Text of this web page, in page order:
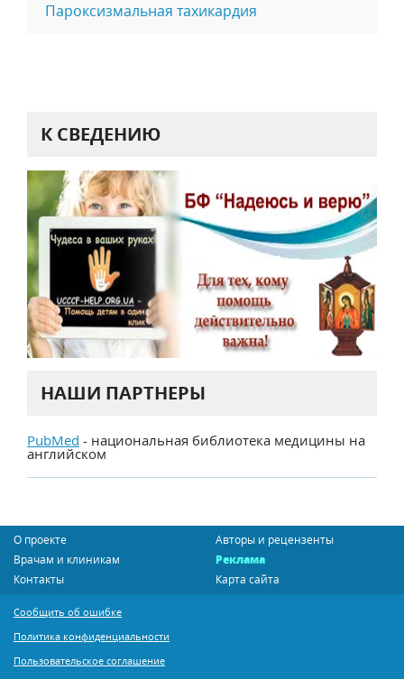
Пароксизмальная тахикардия
К СВЕДЕНИЮ
НАШИ ПАРТНЕРЫ
PubMed - национальная библиотека медицины на
английском
О проекте
Авторы и рецензенты
Врачам и клиникам
Реклама
Контакты
Карта сайта
Сообщить об ошибке
Политика конфиденциальности
Пользовательское соглашение